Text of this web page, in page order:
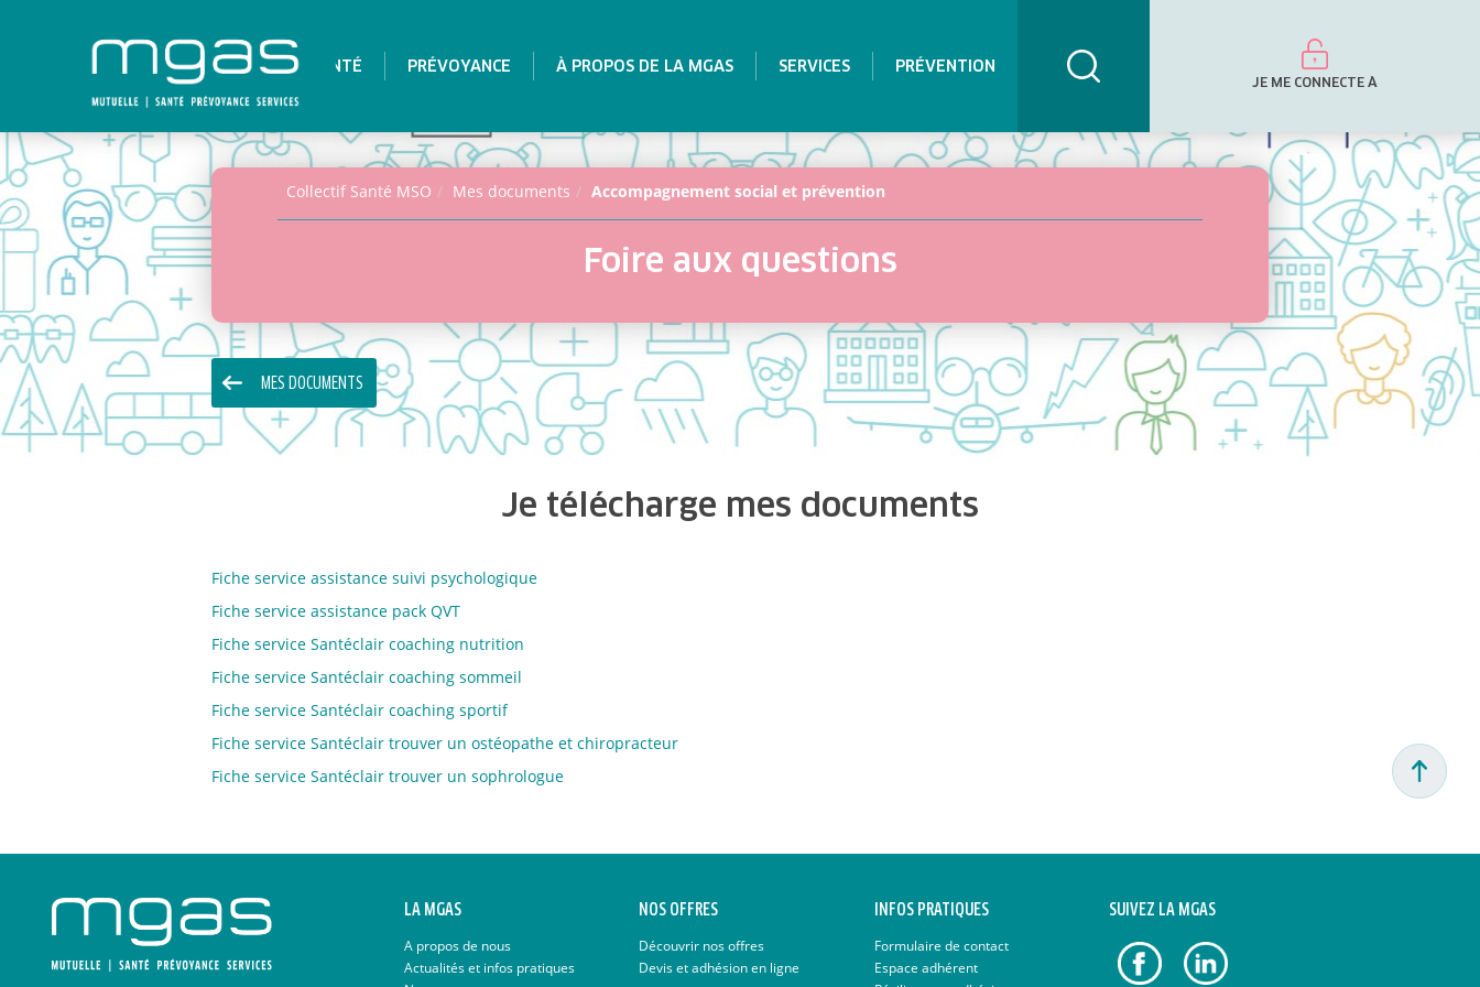
SANTÉ PRÉVOYANCE À PROPOS DE LA MGAS SERVICES PRÉVENTION
JE ME CONNECTE À
Collectif Santé MSO Mes documents Accompagnement social et prévention
Foire aux questions
MES DOCUMENTS
Je télécharge mes documents
Fiche service assistance suivi psychologique
Fiche service assistance pack QVT
Fiche service Santéclair coaching nutrition
Fiche service Santéclair coaching sommeil
Fiche service Santéclair coaching sportif
Fiche service Santéclair trouver un ostéopathe et chiropracteur
Fiche service Santéclair trouver un sophrologue
LA MGAS
A propos de nous
Actualités et infos pratiques
NOS OFFRES
Découvrir nos offres
Devis et adhésion en ligne
INFOS PRATIQUES
Formulaire de contact
Espace adhérent
SUIVEZ LA MGAS